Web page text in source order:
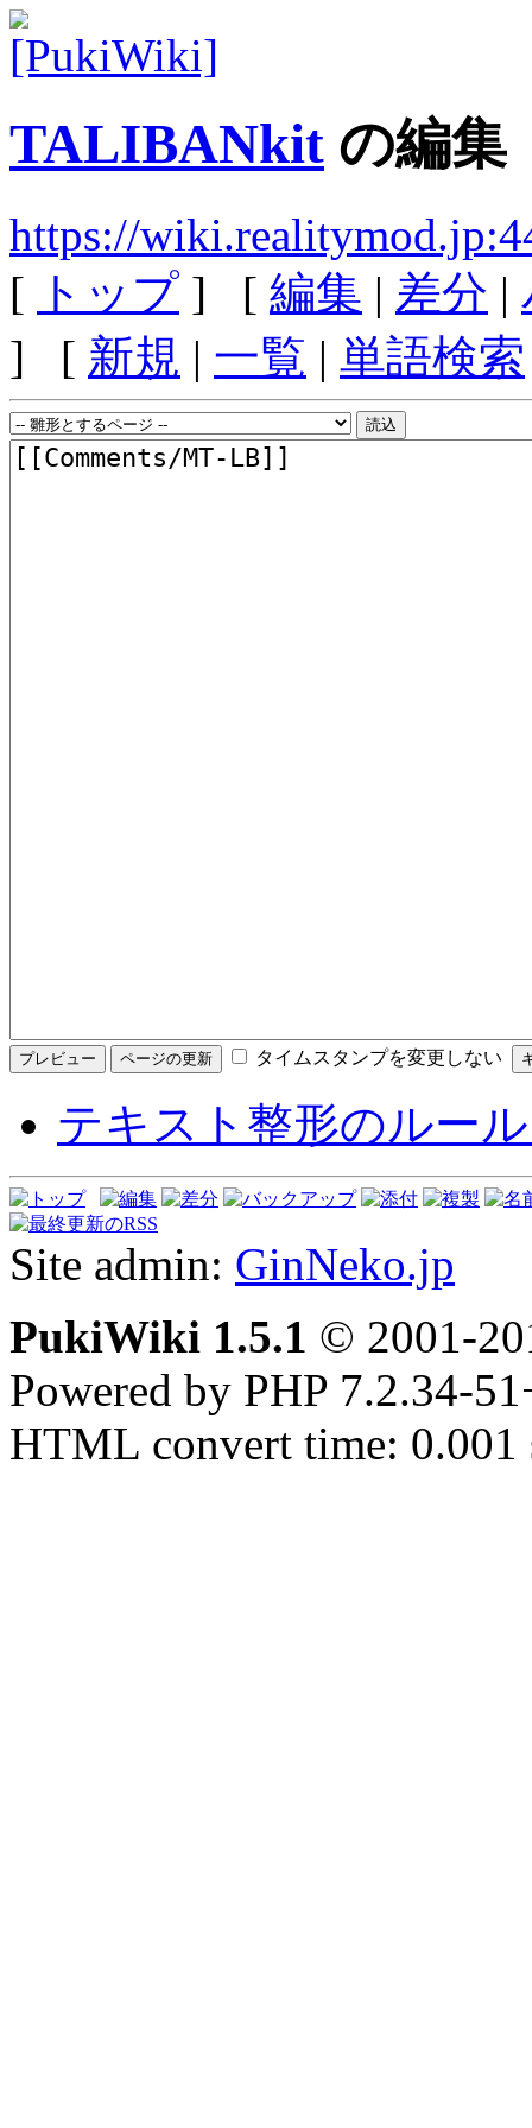
TALIBANkit の編集
https://
[ トップ ] [ 編集 | 差分 |
] [ 新規 | 一覧 | 単語検索
タイムスタンプを変更しない
テキスト整形のルー
Site admin: GinNeko.jp
PukiWiki 1.5.1 © 2001-
Powered by PHP 7.2.34-
HTML convert time: 0.001